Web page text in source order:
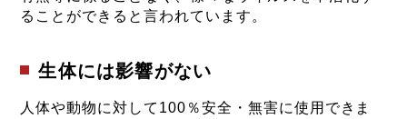
ることができると言われています。
生体には影響がない
人体や動物に対して100％安全・無害に使用できま